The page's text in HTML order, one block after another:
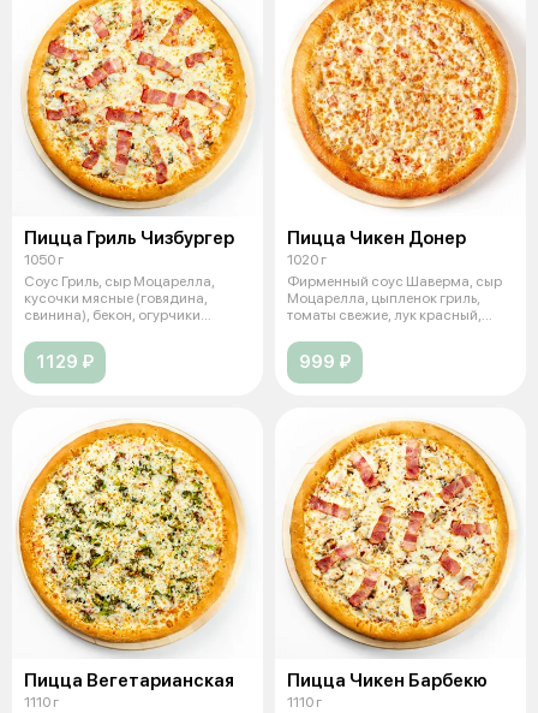
Пицца Гриль Чизбургер
1050 г
Соус Гриль, сыр Моцарелла,
кусочки мясные (говядина,
свинина), бекон, огурчики
1129 ₽
Пицца Чикен Донер
1020 г
Фирменный соус Шаверма, сыр
Моцарелла, цыпленок гриль,
томаты свежие, лук красный,
999 ₽
Пицца Вегетарианская
1110 г
Пицца Чикен Барбекю
1110 г